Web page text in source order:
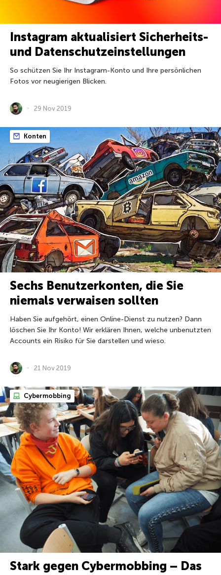
Instagram aktualisiert Sicherheits-
und Datenschutzeinstellungen
So schützen Sie Ihr Instagram-Konto und Ihre persönlichen
Fotos vor neugierigen Blicken.
29 Nov 2019
Konten
Sechs Benutzerkonten, die Sie
niemals verwaisen sollten
Haben Sie aufgehört, einen Online-Dienst zu nutzen? Dann
löschen Sie Ihr Konto! Wir erklären Ihnen, welche unbenutzten
Accounts ein Risiko für Sie darstellen und wieso.
21 Nov 2019
Cybermobbing
Stark gegen Cybermobbing – Das